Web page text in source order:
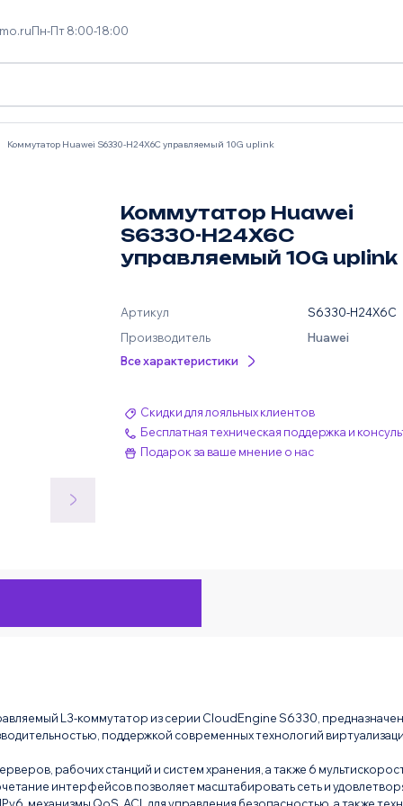
Пн-Пт 8:00-18:00
Коммутатор Huawei S6330-H24X6C управляемый 10G uplink
Коммутатор Huawei
S6330-H24X6C
управляемый 10G uplink
Артикул
S6330-H24X6C
Производитель
Huawei
Все характеристики
Скидки для лояльных клиентов
Бесплатная техническая поддержка и
Подарок за ваше мнение о нас
L3-коммутатор из серии CloudEngine S6330,
поддержкой современных технологий
рабочих станций и систем хранения, а также 6
интерфейсов позволяет масштабировать сеть и